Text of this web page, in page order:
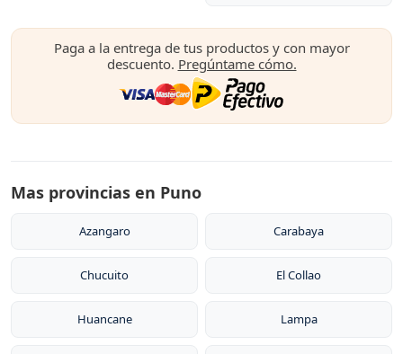
Paga a la entrega de tus productos y con mayor
descuento. Pregúntame cómo.
Mas provincias en Puno
Azangaro Carabaya
Chucuito El Collao
Huancane Lampa